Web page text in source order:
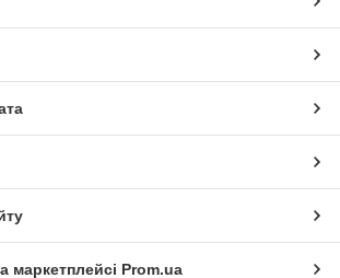
маркетплейсі Prom.ua